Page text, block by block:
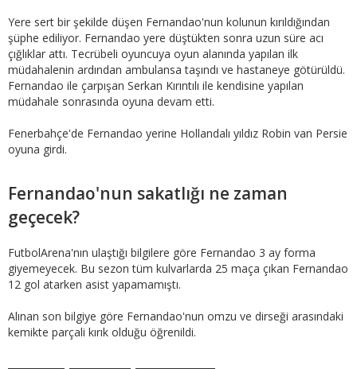
Yere sert bir şekilde düşen Fernandao'nun kolunun kırıldığından
şüphe ediliyor. Fernandao yere düştükten sonra uzun süre acı
çığlıklar attı. Tecrübeli oyuncuya oyun alanında yapılan ilk
müdahalenin ardından ambulansa taşındı ve hastaneye götürüldü.
Fernandao ile çarpışan Serkan Kırıntılı ile kendisine yapılan
müdahale sonrasında oyuna devam etti.
Fenerbahçe'de Fernandao yerine Hollandalı yıldız Robin van Persie
oyuna girdi.
Fernandao'nun sakatlığı ne zaman
geçecek?
FutbolArena'nın ulaştığı bilgilere göre Fernandao 3 ay forma
giyemeyecek. Bu sezon tüm kulvarlarda 25 maça çıkan Fernandao
12 gol atarken asist yapamamıştı.
Alınan son bilgiye göre Fernandao'nun omzu ve dirseği arasındaki
kemikte parçali kırık olduğu öğrenildi.